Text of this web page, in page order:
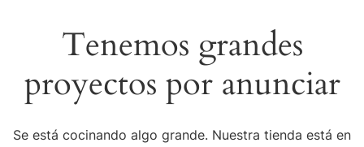
Tenemos grandes
proyectos por anunciar
Se está cocinando algo grande. Nuestra tienda está en